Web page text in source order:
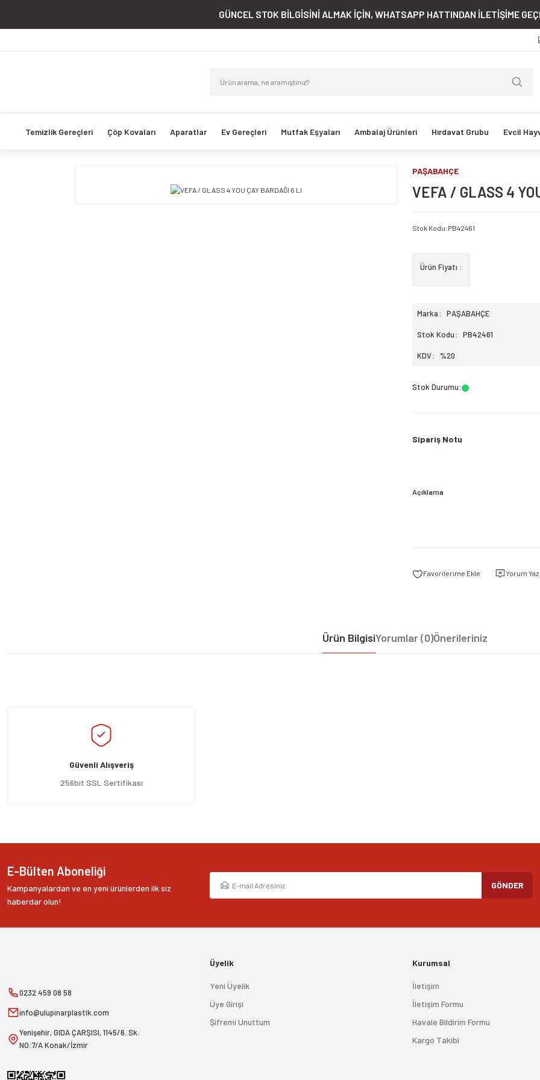
GÜNCEL STOK BİLGİSİNİ ALMAK İÇİN, WHATSAPP HATTINDAN İLETİŞİME
Temizlik Gereçleri Çöp Kovaları Aparatlar Ev Gereçleri Mutfak Eşyaları Ambalaj Ürünleri Hırdavat Grubu Evcil
PAŞABAHÇE
VEFA / GLASS 4
Stok Kodu:PB42461
Ürün Fiyatı :
Marka PAŞABAHÇE
Stok Kodu PB42461
KDV %20
Stok Durumu:
Sipariş Notu
Açıklama
Yorum Yaz
Ürün BilgisiYorumlar (0)Önerileriniz
Ürün resmi kalitesiz, bozuk veya görüntülenemiyor.
Ürün açıklamasında eksik bilgiler bulunuyor.
Ürün bilgilerinde hatalar bulunuyor.
Ürün fiyatı diğer sitelerden daha pahalı.
Güvenli Alışveriş
256bit SSL Sertifikası
E-Bülten Aboneliği
Kampanyalardan ve en yeni ürünlerden ilk siz
haberdar olun!
GÖNDER
0232 459 08 58
info@ulupinarplastik.com
Yenişehir, GIDA ÇARŞISI, 1145/6. Sk.
NO:7/A Konak/İzmir
Üyelik
Yeni Üyelik
Üye Girişi
Şifremi Unuttum
Kurumsal
İletişim
İletişim Formu
Havale Bildirim Formu
Kargo Takibi